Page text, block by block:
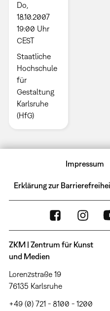
Do,
18.10.2007
19:00 Uhr
CEST
Staatliche
Hochschule
für
Gestaltung
Karlsruhe
(HfG)
Impressum
Erklärung zur
ZKM | Zentrum für Kunst
und Medien
Lorenzstraße 19
76135 Karlsruhe
+49 (0) 721 - 8100 - 1200